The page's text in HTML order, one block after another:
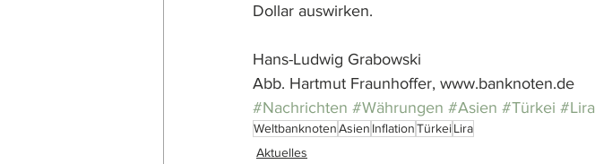
Dollar auswirken.
Hans-Ludwig Grabowski
Abb. Hartmut Fraunhoffer, www.banknoten.de
#Nachrichten #Währungen #Asien #Türkei #Lira
WeltbanknotenAsien InflationTürkeiLira
Aktuelles